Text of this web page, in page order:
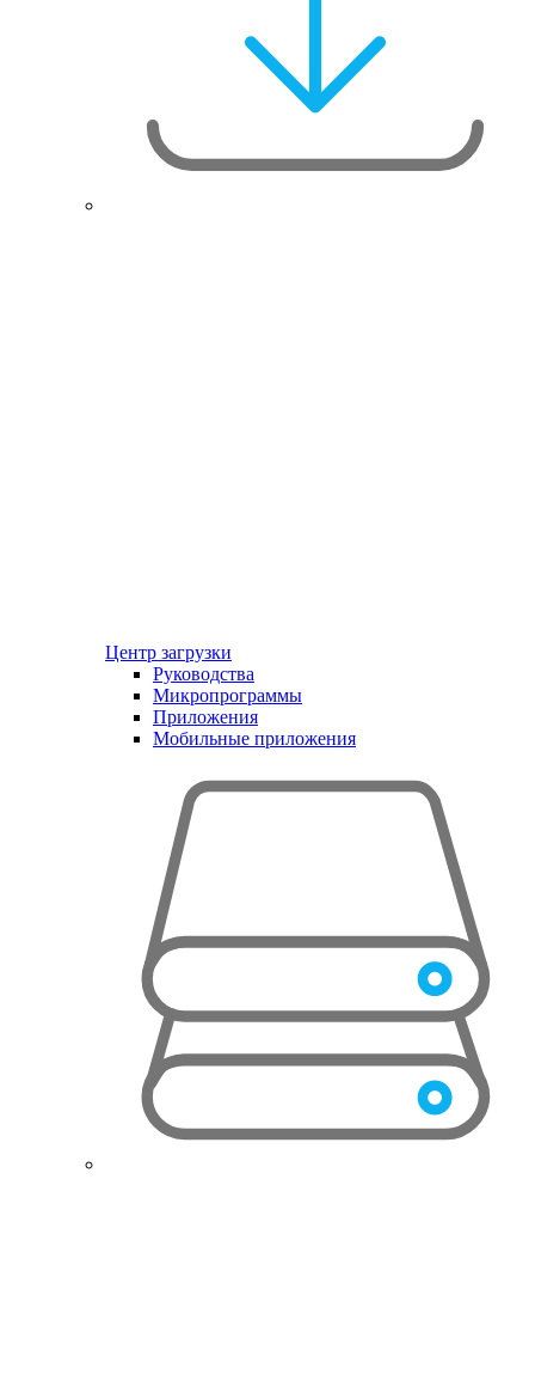
Центр загрузки
Руководства
Микропрограммы
Приложения
Мобильные приложения